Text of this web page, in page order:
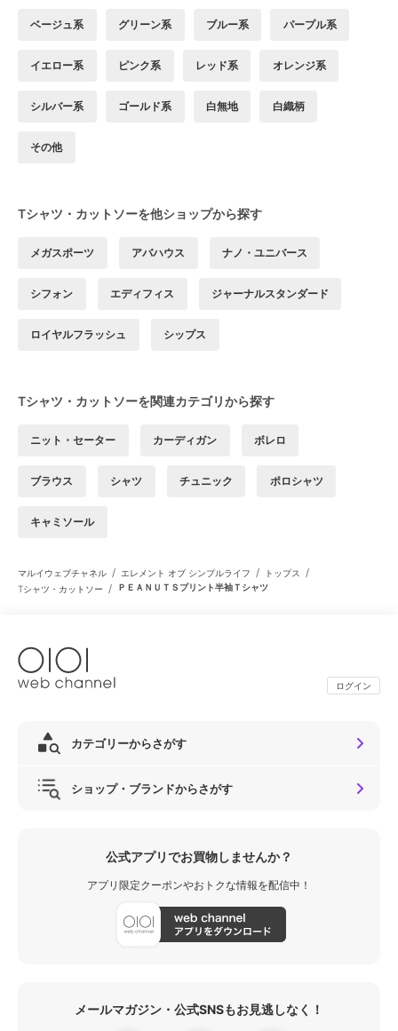
ベージュ系 グリーン系 ブルー系 パープル系
イエロー系 ピンク系 レッド系 オレンジ系
シルバー系 ゴールド系 白無地 白織柄
その他
Tシャツ・カットソーを他ショップから探す
メガスポーツ アバハウス ナノ・ユニバース
シフォン エディフィス ジャーナルスタンダード
ロイヤルフラッシュ シップス
Tシャツ・カットソーを関連カテゴリから探す
ニット・セーター カーディガン ボレロ
ブラウス シャツ チュニック ポロシャツ
キャミソール
マルイウェブチャネル / エレメント オブ シンプルライフ / トップス /
Tシャツ・カットソー / ＰＥＡＮＵＴＳプリント半袖Ｔシャツ
ログイン
カテゴリーからさがす
ショップ・ブランドからさがす
公式アプリでお買物しませんか？
アプリ限定クーポンやおトクな情報を配信中！
メールマガジン・公式SNSもお見逃しなく！